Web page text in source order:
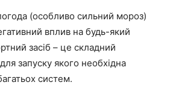
(особливо сильний мороз)
вплив на будь-який
засіб – це складний
запуску якого необхідна
систем.